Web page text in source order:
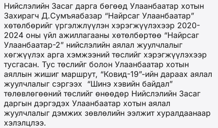
Нийслэлийн Засаг дарга бөгөөд Улаанбаатар хотын
Захирагч Д.Сумъяабазар “Найрсаг Улаанбаатар”
хөтөлбөрийг үргэлжлүүлэн хэрэгжүүлэхээр 2020-
2024 оны үйл ажиллагааны хөтөлбөртөө “Найрсаг
Улаанбаатар-2” нийслэлийн аялал жуулчлалыг
хөгжүүлэх арга хэмжээний төслийг хэрэгжүүлэхээр
тусгасан. Тус төслийг болон Улаанбаатар хотын
аяллын жишиг маршрут, “Ковид-19”-ийн дараах аялал
жуулчлалыг сэргээх “Шинэ хэвийн байдал”
төлөвлөгөөний төслийг өнөөдөр Нийслэлийн Засаг
даргын дэргэдэх Улаанбаатар хотын аялал
жуулчлалыг дэмжих зөвлөлийн ээлжит хуралдаанаар
хэлэлцлээ.